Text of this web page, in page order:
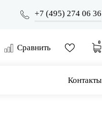
+7 (495) 274 06 36
Сравнить
0
Контакты